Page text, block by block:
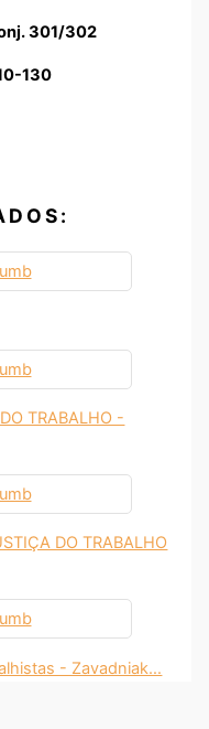
301/302
130
TRABALHO -
DO TRABALHO
- Zavadniak…